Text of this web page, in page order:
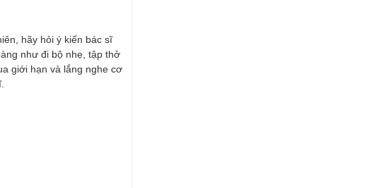
hãy hỏi ý kiến bác sĩ
như đi bộ nhẹ, tập thở
giới hạn và lắng nghe cơ